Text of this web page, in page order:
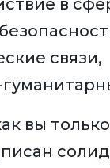
в
связи,
вы